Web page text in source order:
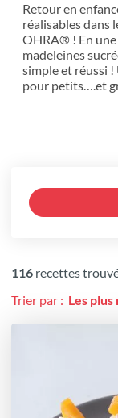
Retour en
réalisables dans
OHRA® ! En
madeleines
simple et réussi
pour petits….et
116 recettes
Trier par : Les